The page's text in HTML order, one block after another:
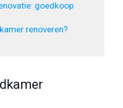
goedkoop
renoveren?